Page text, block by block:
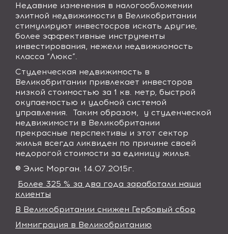
Недавние изменения в налогообложении
элитной недвижимости в Великобритании
стимулируют инвестосров искать другие,
более эффективные инструменты
инвестирования, нежели недвижиомость
класса “Люкс”.
Студенческая недвижимость в
Великобритании привлекает инвесторов
низкой стоимостью за 1 кв. метр, быстрой
окупаемостью и удобной системой
управления.
Таким образом,
у студенческой
недвижимости в Великобритании
прекрасные перспективы и этот сектор
жилья всегда ликвиден по причине своей
недорогой стоимости за единицу жилья.
® Элис Морган. 14.07.2015г.
Более 325 % за два года заработали наши
клиенты
В Великобритании снижен Гербовый сбор
Иммиграция в Великобританию